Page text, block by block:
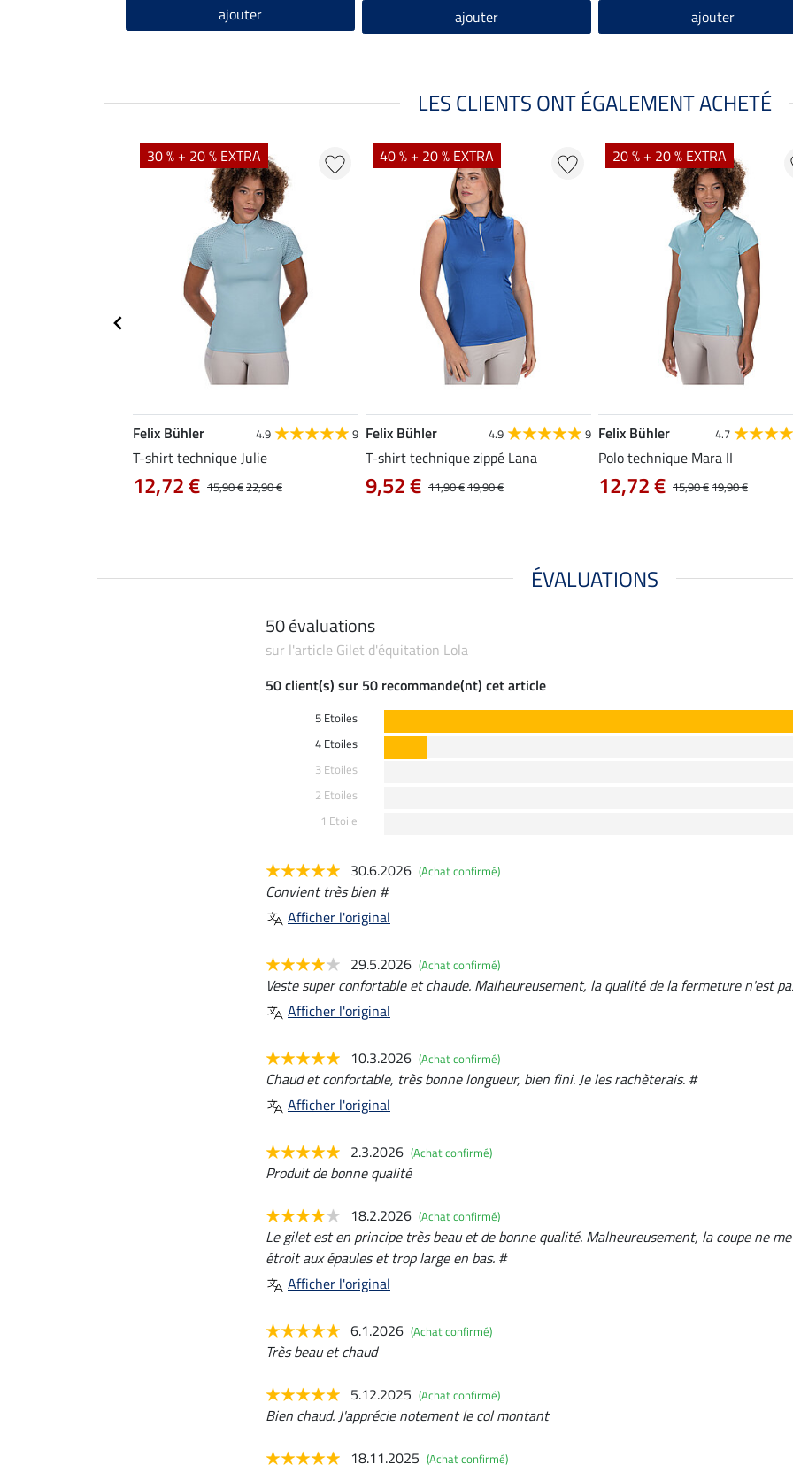
ajouter ajouter ajouter
LES CLIENTS ONT ÉGALEMENT ACHETÉ
30 % + 20 % EXTRA
Felix Bühler 4.9 9
T-shirt technique Julie
15,90 €22,90 €
12,72 €
40 % + 20 % EXTRA
Felix Bühler 4.9 9
T-shirt technique zippé Lana
11,90 €19,90 €
9,52 €
20 % + 20 % EXTRA
Felix Bühler 4.7
Polo technique Mara II
15,90 €19,90 €
12,72 €
ÉVALUATIONS
50 évaluations
sur l'article Gilet d'équitation Lola
50 client(s) sur 50 recommande(nt) cet article
5 Etoiles
4 Etoiles
3 Etoiles
2 Etoiles
1 Etoile
30.6.2026 (Achat confirmé)
Convient très bien #
Afficher l'original
29.5.2026 (Achat confirmé)
Veste super confortable et chaude. Malheureusement, la qualité de la fermeture n'est
Afficher l'original
10.3.2026 (Achat confirmé)
Chaud et confortable, très bonne longueur, bien fini. Je les rachèterais. #
Afficher l'original
2.3.2026 (Achat confirmé)
Produit de bonne qualité
18.2.2026 (Achat confirmé)
Le gilet est en principe très beau et de bonne qualité. Malheureusement, la coupe ne
étroit aux épaules et trop large en bas. #
Afficher l'original
6.1.2026 (Achat confirmé)
Très beau et chaud
5.12.2025 (Achat confirmé)
Bien chaud. J'apprécie notement le col montant
18.11.2025 (Achat confirmé)